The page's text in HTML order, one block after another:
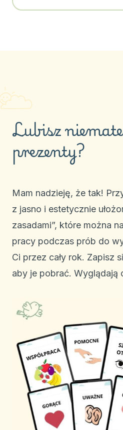
Lubisz
prezenty?
Mam nadzieję, że tak!
z jasno i estetycznie
zasadami”, które można
pracy podczas prób do
Ci przez cały rok. Zapisz
aby je pobrać. Wyglądają